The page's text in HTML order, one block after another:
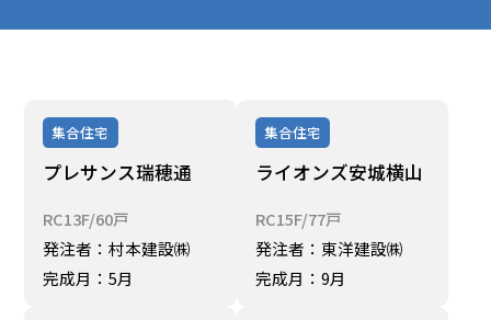
集合住宅
プレサンス瑞穂通
RC13F/60戸
発注者：村本建設㈱
完成月：5月
集合住宅
ライオンズ安城横山
RC15F/77戸
発注者：東洋建設㈱
完成月：9月